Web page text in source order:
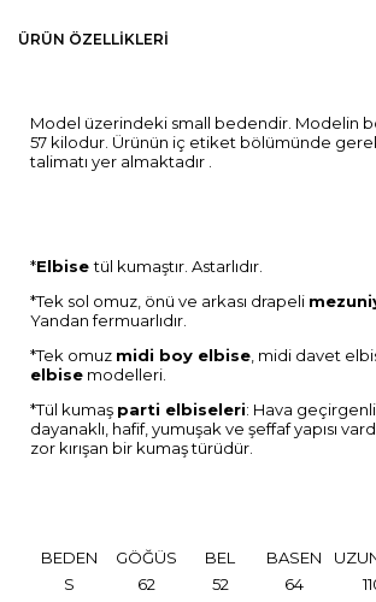
ÜRÜN ÖZELLIKLERI
Model üzerindeki small bedendir. Modelin
57 kilodur. Ürünün iç etiket bölümünde
talimatı yer almaktadır .
*Elbisetül kumaştır. Astarlıdır.
*Tek sol omuz, önü ve arkası drapeli
Yandan fermuarlıdır.
*Tek omuz midi boy elbise, midi davet
elbise modelleri.
*Tül kumaş parti elbiseleri: Hava
dayanaklı, hafif, yumuşak ve şeffaf yapısı
zor kırışan bir kumaş türüdür.
BEDEN GÖĞÜS BEL BASEN
S
62 52 64